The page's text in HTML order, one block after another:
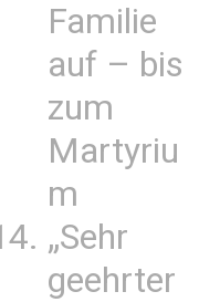
Familie
auf – bis
zum
Martyriu
m
„Sehr
geehrter